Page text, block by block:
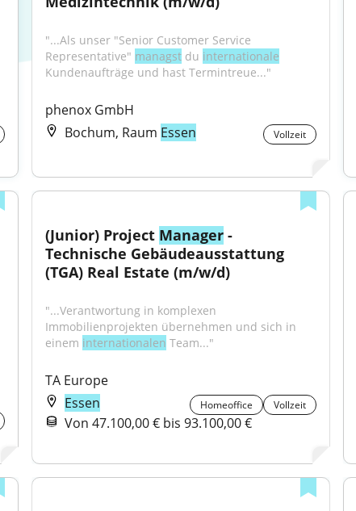
"...Als unser "Senior Customer Service
Representative" managst du internationale
Kundenaufträge und hast Termintreue..."
phenox GmbH
Bochum, Raum Essen Vollzeit
(Junior) Project Manager -
Technische Gebäudeausstattung
(TGA) Real Estate (m/w/d)
"...Verantwortung in komplexen
Immobilienprojekten übernehmen und sich in
einem internationalen Team..."
TA Europe
Essen
Homeoffice Vollzeit
Von 47.100,00 € bis 93.100,00 €